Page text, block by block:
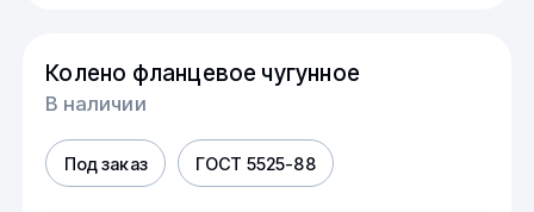
Колено фланцевое чугунное
В наличии
Под заказ ГОСТ 5525-88